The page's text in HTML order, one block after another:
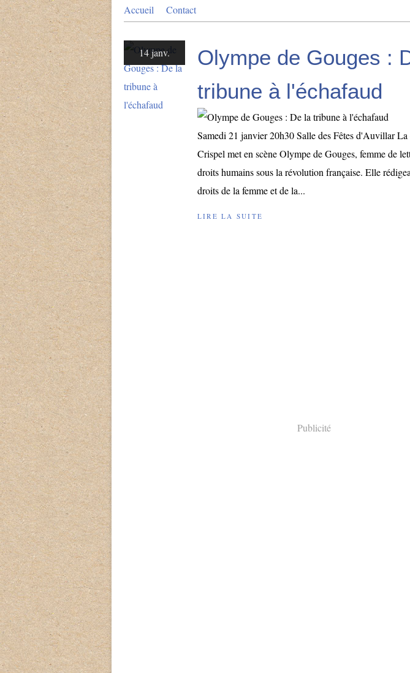
Accueil Contact
14 janv.
Olympe de Gouges :
tribune à l'échafaud
Samedi 21 janvier 20h30 Salle des Fêtes d'Auvillar
Crispel met en scène Olympe de Gouges, femme de
droits humains sous la révolution française. Elle
droits de la femme et de la...
LIRE LA SUITE
Publicité